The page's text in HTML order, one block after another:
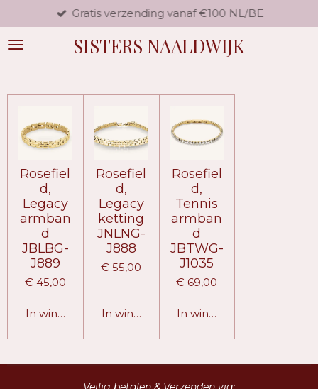
direct
naar
SISTERS NAALDWIJK
Gratis verzending vanaf €100 NL/BE
Rosefiel
d,
Legacy
armban
d
JBLBG-
J889
€ 45,00
In winkelwagen
Rosefiel
d,
Legacy
ketting
JNLNG-
J888
€ 55,00
In winkelwagen
Rosefiel
d,
Tennis
armban
d
JBTWG-
J1035
€ 69,00
In winkelwagen